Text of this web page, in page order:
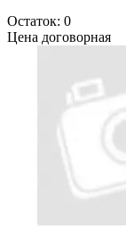
Остаток: 0
Цена договорная